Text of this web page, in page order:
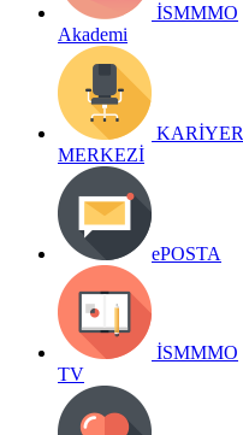
İSMMMO
Akademi
KARİYER
MERKEZİ
ePOSTA
İSMMMO
TV